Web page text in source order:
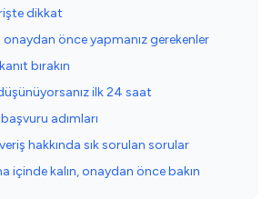
dikkat
onaydan önce yapmanız gerekenler
bırakın
düşünüyorsanız ilk 24 saat
adımları
hakkında sık sorulan sorular
içinde kalın, onaydan önce bakın